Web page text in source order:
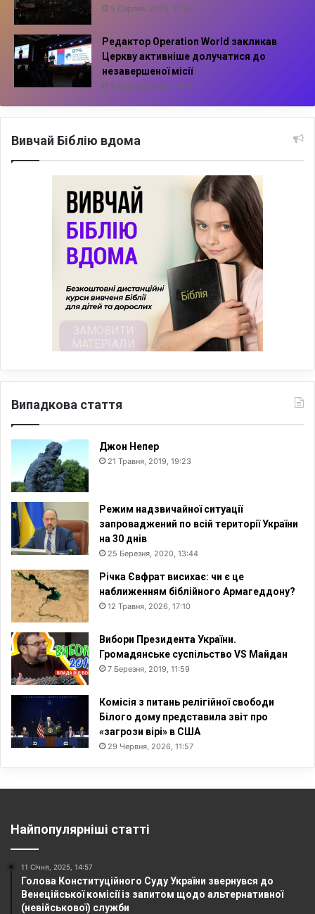
5 Серпня, 2026, 11:16
Редактор Operation World закликав
Церкву активніше долучатися до
незавершеної місії
5 Серпня, 2026, 10:14
Вивчай Біблію вдома
Випадкова стаття
Джон Непер
21 Травня, 2019, 19:23
Режим надзвичайної ситуації
запроваджений по всій території України
на 30 днів
25 Березня, 2020, 13:44
Річка Євфрат висихає: чи є це
наближенням біблійного Армагеддону?
12 Травня, 2026, 17:10
Вибори Президента України.
Громадянське суспільство VS Майдан
7 Березня, 2019, 11:59
Комісія з питань релігійної свободи
Білого дому представила звіт про
«загрози вірі» в США
29 Червня, 2026, 11:57
Найпопулярніші статті
11 Січня, 2025, 14:57
Голова Конституційного Суду України звернувся до
Венеційської комісії із запитом щодо альтернативної
(невійськової) служби